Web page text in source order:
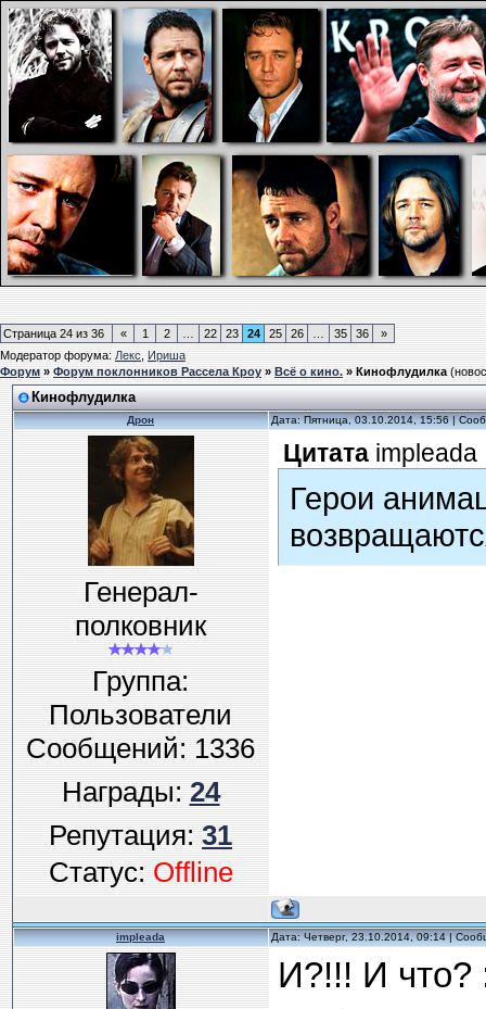
Страница 24 из 36 « 1 2 22 23 24 25 26 35 36
»
Модератор форума:Лекс,Ириша
Форум»Форум поклонников Рассела Кроу»Всё о кино.»Кинофлудилка
Кинофлудилка
Дрон Дата: Пятница, 03.10.2014, 15:56 |
Генерал-
полковник
Группа:
Пользователи
Сообщений:1336
Награды:24
Репутация:31
Статус:Offline
Цитата impleada
Герои
impleada Дата: Четверг, 23.10.2014, 09:14 |
И?!!! И что?